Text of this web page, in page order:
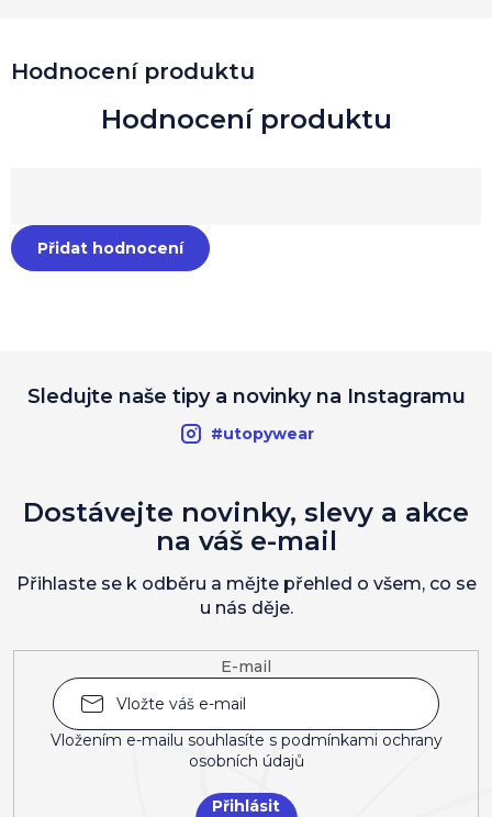
Hodnocení produktu
Přidat hodnocení
Sledujte naše tipy a novinky na Instagramu
#utopywear
E-mail
Vložením e-mailu souhlasíte s podmínkami ochrany
osobních údajů
Přihlásit
Dostávejte novinky, slevy a akce
na váš e-mail
Přihlaste se k odběru a mějte přehled o všem, co se
u nás děje.